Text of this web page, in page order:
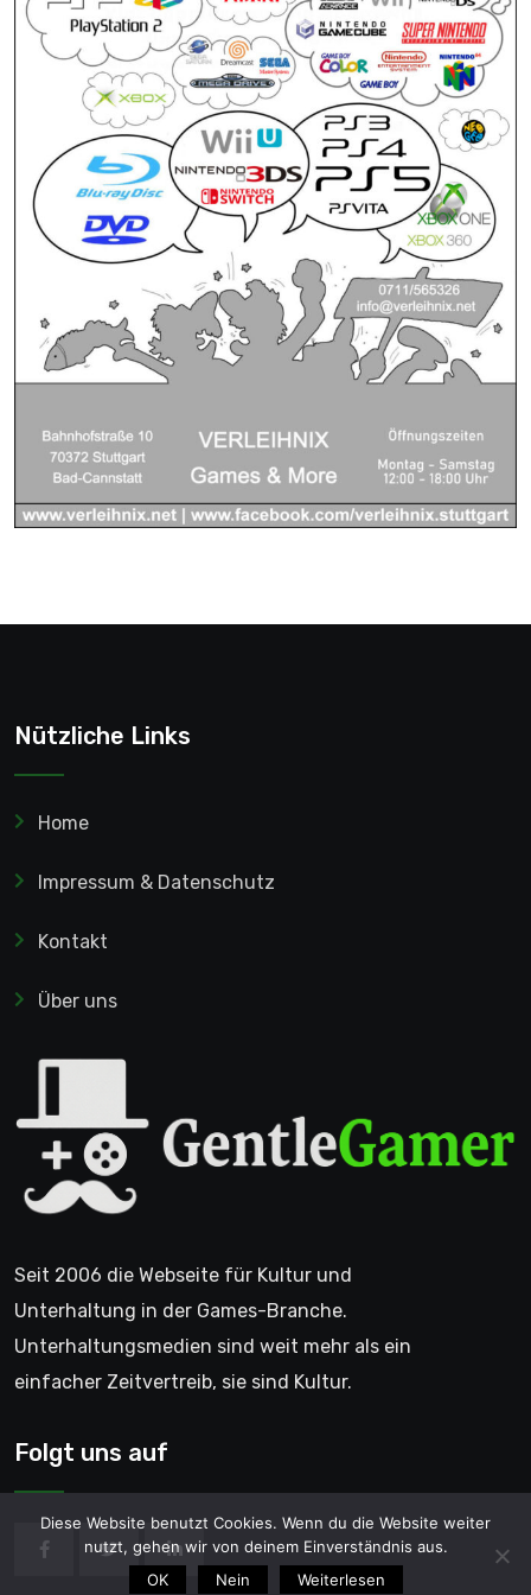
Nützliche Links
Home
Impressum & Datenschutz
Kontakt
Über uns
Seit 2006 die Webseite für Kultur und
Unterhaltung in der Games-Branche.
Unterhaltungsmedien sind weit mehr als ein
einfacher Zeitvertreib, sie sind Kultur.
Folgt uns auf
Diese Website benutzt Cookies. Wenn du die Website weiter
nutzt, gehen wir von deinem Einverständnis aus.
OK
Nein Weiterlesen